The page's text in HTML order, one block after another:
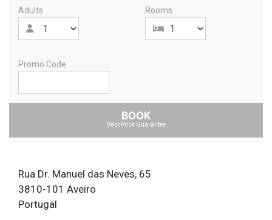
Adults Rooms
Promo Code
BOOK
Best Price Guarantee
Rua Dr. Manuel das Neves, 65
3810-101 Aveiro
Portugal